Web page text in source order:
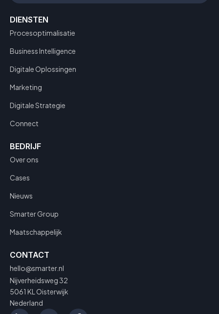
DIENSTEN
Procesoptimalisatie
Business Intelligence
Digitale Oplossingen
Marketing
Digitale Strategie
Connect
BEDRIJF
Over ons
Cases
Nieuws
Smarter Group
Maatschappelijk
CONTACT
hello@smarter.nl
Nijverheidsweg 32
5061 KL Oisterwijk
Nederland